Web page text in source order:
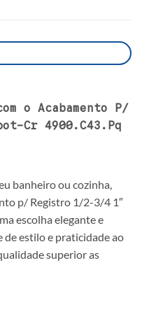
o Acabamento P/
Cr 4900.C43.Pq
banheiro ou cozinha,
p/ Registro 1/2-3/4 1″
escolha elegante e
estilo e praticidade ao
superior as